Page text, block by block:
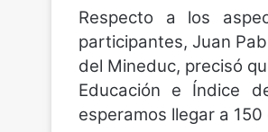
Respecto a los
participantes, Juan
del Mineduc, precisó
Educación e Índice
esperamos llegar a